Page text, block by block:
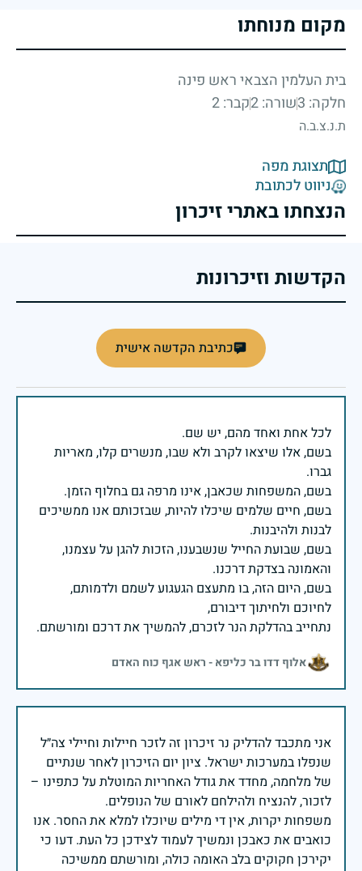
מקום מנוחתו
בית העלמין הצבאי ראש פינה
חלקה: 3
שורה: 2 קבר: 2
ת.נ.צ.ב.ה
תצוגת מפה
ניווט לכתובת
הנצחתו באתרי זיכרון
הקדשות וזיכרונות
כתיבת הקדשה אישית
בשם, אלו שיצאו לקרב ולא שבו, מנשרים קלו, מאריות
בשם, חיים שלמים שיכלו להיות, שבזכותם אנו ממשיכים
בשם, שבועת החייל שנשבענו, הזכות להגן על עצמנו,
בשם, היום הזה, בו מתעצם הגעגוע לשמם ולדמותם,
נתחייב בהדלקת הנר לזכרם, להמשיך את דרכם ומורשתם.
אלוף דדו בר כליפא - ראש אגף כוח האדם
אני מתכבד להדליק נר זיכרון זה לזכר חיילות וחיילי צה״ל
שנפלו במערכות ישראל. ציון יום הזיכרון לאחר שנתיים
של מלחמה, מחדד את גודל האחריות המוטלת על כתפינו –
משפחות יקרות, אין די מילים שיוכלו למלא את החסר. אנו
כואבים את כאבכן ונמשיך לעמוד לצידכן כל העת. דעו כי
יקירכן חקוקים בלב האומה כולה, ומורשתם ממשיכה